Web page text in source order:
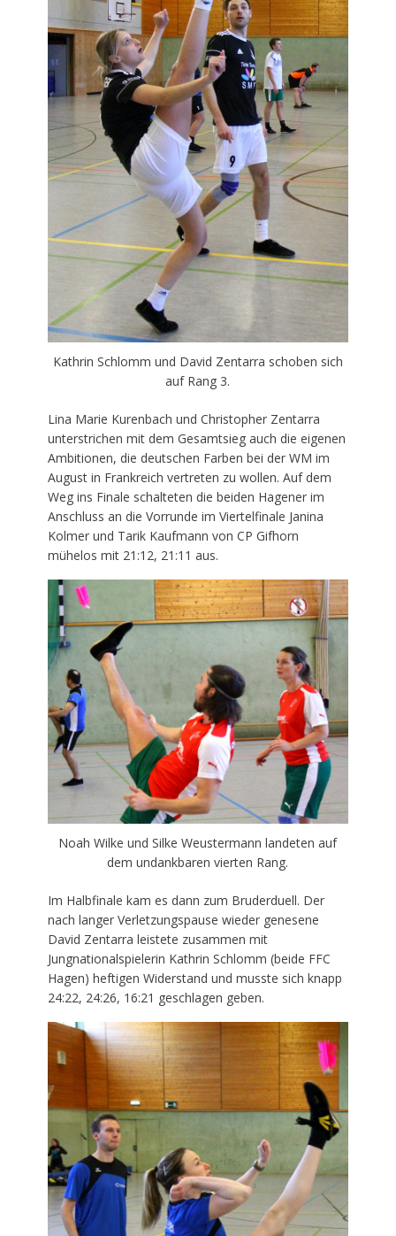
Kathrin Schlomm und David Zentarra schoben sich
auf Rang 3.
Lina Marie Kurenbach und Christopher Zentarra
unterstrichen mit dem Gesamtsieg auch die eigenen
Ambitionen, die deutschen Farben bei der WM im
August in Frankreich vertreten zu wollen. Auf dem
Weg ins Finale schalteten die beiden Hagener im
Anschluss an die Vorrunde im Viertelfinale Janina
Kolmer und Tarik Kaufmann von CP Gifhorn
mühelos mit 21:12, 21:11 aus.
Noah Wilke und Silke Weustermann landeten auf
dem undankbaren vierten Rang.
Im Halbfinale kam es dann zum Bruderduell. Der
nach langer Verletzungspause wieder genesene
David Zentarra leistete zusammen mit
Jungnationalspielerin Kathrin Schlomm (beide FFC
Hagen) heftigen Widerstand und musste sich knapp
24:22, 24:26, 16:21 geschlagen geben.